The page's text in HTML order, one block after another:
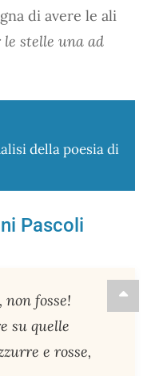
di avere le ali
stelle una ad
della poesia di
Pascoli
fosse!
su quelle
e rosse,